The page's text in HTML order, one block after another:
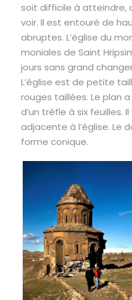
soit difficile à atteindre,
voir. Il est entouré de
abruptes. L’église du
moniales de Saint
jours sans grand
L’église est de petite
rouges taillées. Le plan
d’un trèfle à six feuilles.
adjacente à l’église. Le
forme conique.